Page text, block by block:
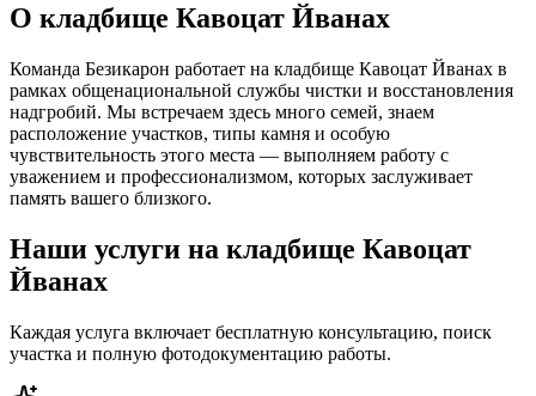
О кладбище Кавоцат Йванах
Команда Безикарон работает на кладбище Кавоцат Йванах в
рамках общенациональной службы чистки и восстановления
надгробий. Мы встречаем здесь много семей, знаем
расположение участков, типы камня и особую
чувствительность этого места — выполняем работу с
уважением и профессионализмом, которых заслуживает
память вашего близкого.
Наши услуги на кладбище Кавоцат
Йванах
Каждая услуга включает бесплатную консультацию, поиск
участка и полную фотодокументацию работы.